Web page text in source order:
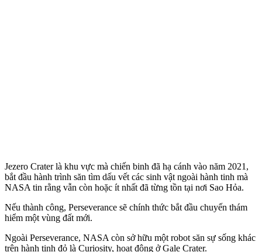
Jezero Crater là khu vực mà chiến binh đã hạ cánh vào năm 2021,
bắt đầu hành trình săn tìm dấu vết các sinh vật ngoài hành tinh mà
NASA tin rằng vẫn còn hoặc ít nhất đã từng tồn tại nơi Sao Hỏa.
Nếu thành công, Perseverance sẽ chính thức bắt đầu chuyến thám
hiểm một vùng đất mới.
Ngoài Perseverance, NASA còn sở hữu một robot săn sự sống khác
trên hành tinh đỏ là Curiosity, hoạt động ở Gale Crater.